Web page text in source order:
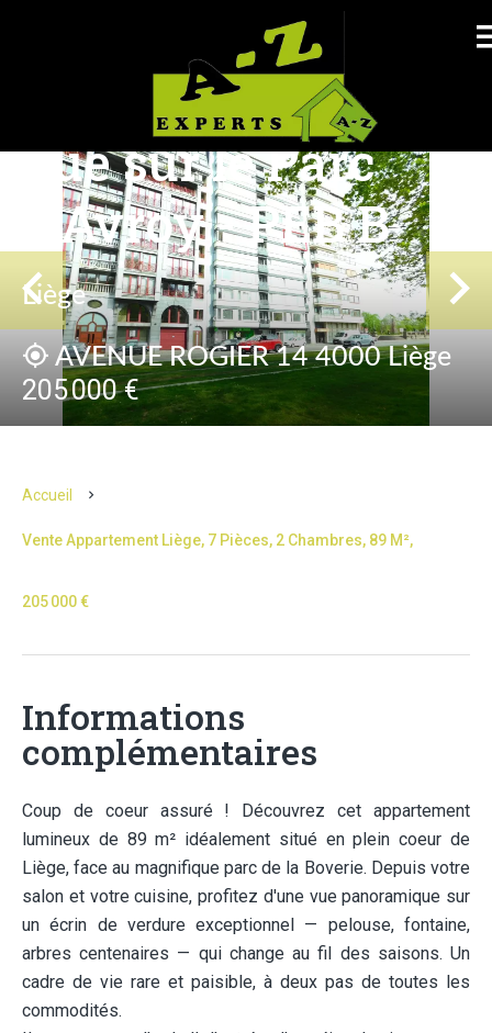
Appartement 2
chambres avec
vue sur le Parc
d’Avroy - PEB B
Liège
AVENUE ROGIER 14 4000 Liège
205 000 €
Accueil
Vente Appartement Liège, 7 Pièces, 2 Chambres, 89 M²,
205 000 €
Informations
complémentaires
Coup de coeur assuré ! Découvrez cet appartement
lumineux de 89 m² idéalement situé en plein coeur de
Liège, face au magnifique parc de la Boverie. Depuis votre
salon et votre cuisine, profitez d'une vue panoramique sur
un écrin de verdure exceptionnel — pelouse, fontaine,
arbres centenaires — qui change au fil des saisons. Un
cadre de vie rare et paisible, à deux pas de toutes les
commodités.